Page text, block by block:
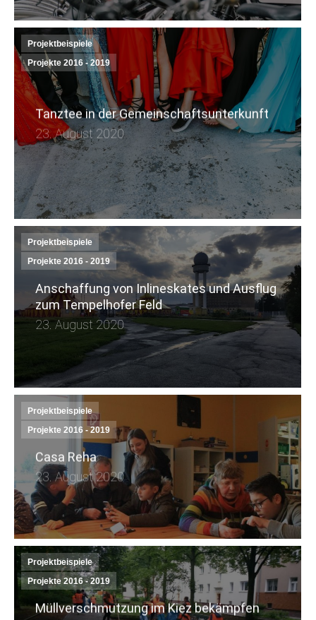
Projektbeispiele
Projekte 2016 - 2019
Tanztee in der Gemeinschaftsunterkunft
23. August 2020
Projektbeispiele
Projekte 2016 - 2019
Anschaffung von Inlineskates und Ausflug
zum Tempelhofer Feld
23. August 2020
Projektbeispiele
Projekte 2016 - 2019
Casa Reha
23. August 2020
Projektbeispiele
Projekte 2016 - 2019
Müllverschmutzung im Kiez bekämpfen